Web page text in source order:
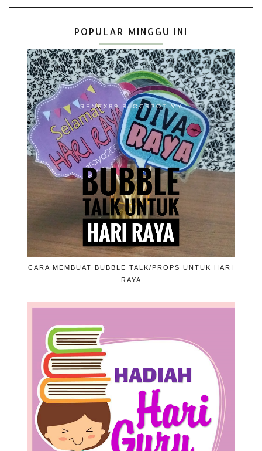
POPULAR MINGGU INI
CARA MEMBUAT BUBBLE TALK/PROPS UNTUK HARI
RAYA